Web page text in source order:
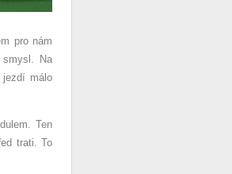
pro nám
smysl. Na
málo
Ten
trati. To